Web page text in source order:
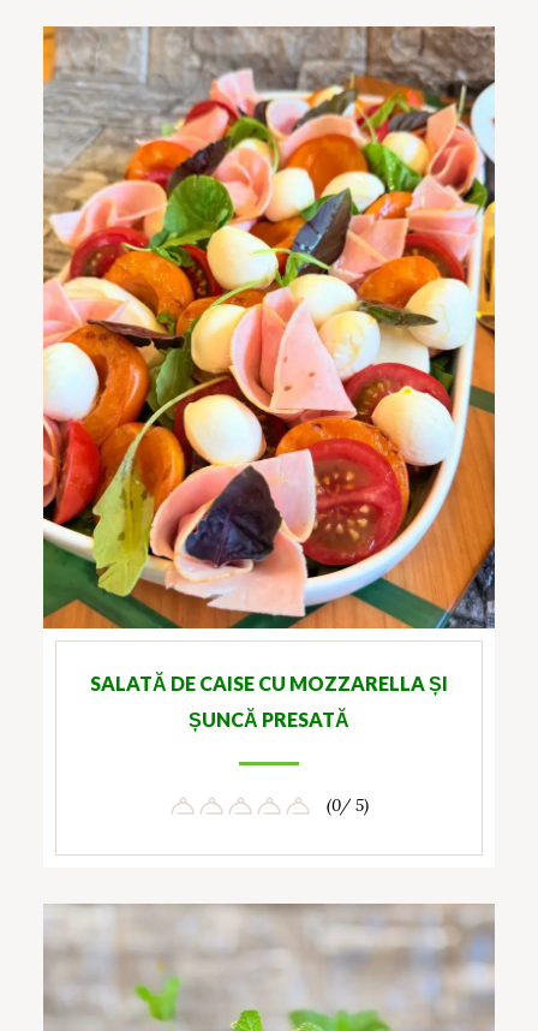
SALATĂ DE CAISE CU MOZZARELLA ȘI
ȘUNCĂ PRESATĂ
(0/ 5)